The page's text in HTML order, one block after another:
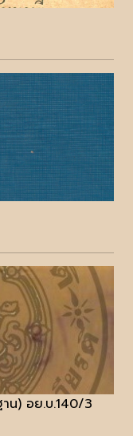
น) อย.บ.140/3